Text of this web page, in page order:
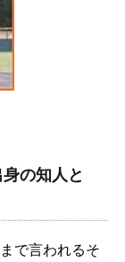
の知人と
で言われるそ